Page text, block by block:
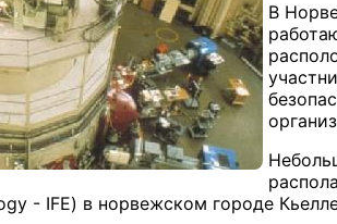
В
- IFE) в норвежском городе